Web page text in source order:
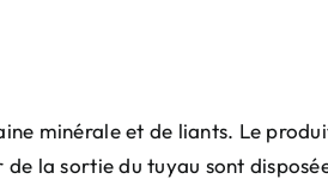
minérale et de liants. Le
la sortie du tuyau sont